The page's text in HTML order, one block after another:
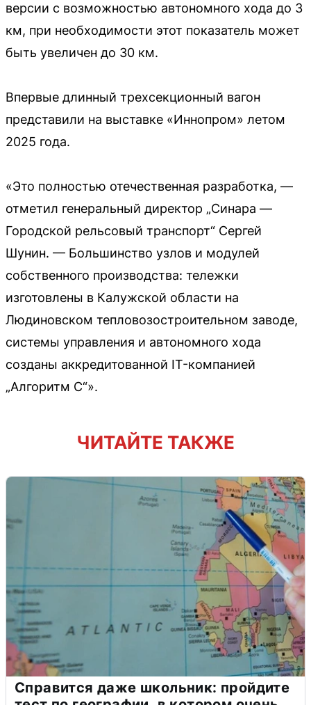
версии с возможностью автономного хода до 3
км, при необходимости этот показатель может
быть увеличен до 30 км.
Впервые длинный трехсекционный вагон
представили на выставке «Иннопром» летом
2025 года.
«Это полностью отечественная разработка, —
отметил генеральный директор „Синара —
Городской рельсовый транспорт“ Сергей
Шунин. — Большинство узлов и модулей
собственного производства: тележки
изготовлены в Калужской области на
Людиновском тепловозостроительном заводе,
системы управления и автономного хода
созданы аккредитованной IT-компанией
„Алгоритм С“».
ЧИТАЙТЕ ТАКЖЕ
Справится даже школьник: пройдите